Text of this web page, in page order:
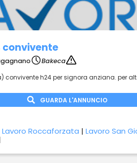
convivente
Bakeca
convivente h24 per signora anziana. per
GUARDA L'ANNUNCIO
Lavoro Roccaforzata |Lavoro San